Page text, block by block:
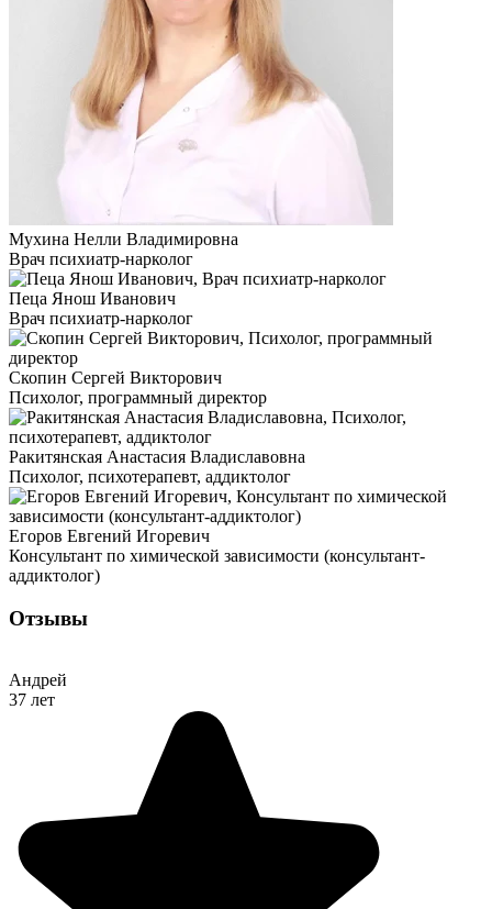
Мухина Нелли Владимировна
Врач психиатр-нарколог
Пеца Янош Иванович
Врач психиатр-нарколог
Скопин Сергей Викторович
Психолог, программный директор
Ракитянская Анастасия Владиславовна
Психолог, психотерапевт, аддиктолог
Егоров Евгений Игоревич
Консультант по химической зависимости (консультант-
аддиктолог)
Отзывы
Андрей
37 лет